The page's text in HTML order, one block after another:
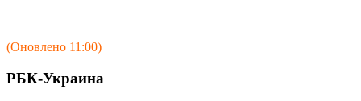
(Оновлено 11:00)
РБК-Украина